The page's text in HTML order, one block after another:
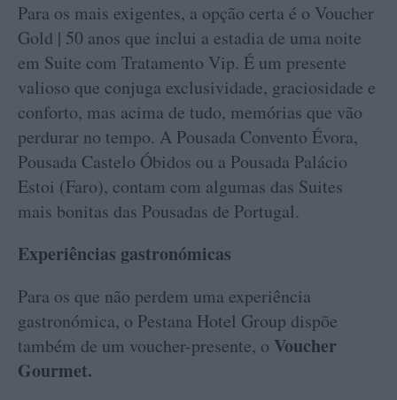
Para os mais exigentes, a opção certa é o Voucher
Gold | 50 anos que inclui a estadia de uma noite
em Suite com Tratamento Vip. É um presente
valioso que conjuga exclusividade, graciosidade e
conforto, mas acima de tudo, memórias que vão
perdurar no tempo. A Pousada Convento Évora,
Pousada Castelo Óbidos ou a Pousada Palácio
Estoi (Faro), contam com algumas das Suites
mais bonitas das Pousadas de Portugal.
Experiências gastronómicas
Para os que não perdem uma experiência
gastronómica, o Pestana Hotel Group dispõe
também de um voucher-presente, o Voucher
Gourmet.